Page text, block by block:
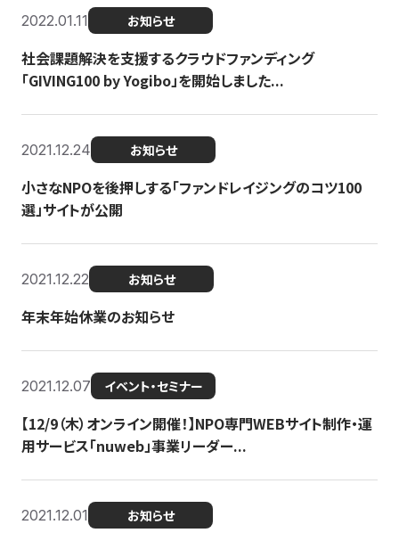
2022.01.11 お知らせ
社会課題解決を支援するクラウドファンディング
「GIVING100 by Yogibo」を開始しました...
2021.12.24 お知らせ
小さなNPOを後押しする「ファンドレイジングのコツ100
選」サイトが公開
2021.12.22 お知らせ
年末年始休業のお知らせ
2021.12.07 イベント・セミナー
【12/9（木）オンライン開催！】NPO専門WEBサイト制作・運
用サービス「nuweb」事業リーダー...
2021.12.01 お知らせ